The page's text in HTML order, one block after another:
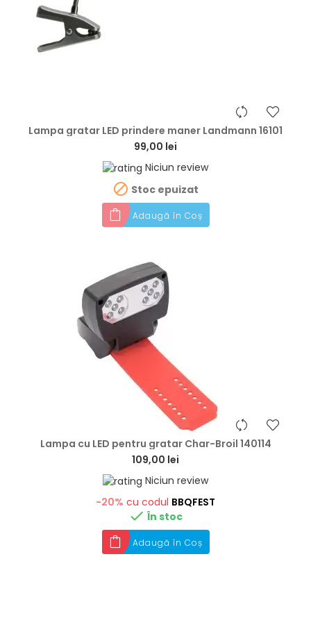
Lampa gratar LED prindere maner Landmann 16101
99,00 lei
Niciun review
 Stoc epuizat
Adaugă în Coș
Lampa cu LED pentru gratar Char-Broil 140114
109,00 lei
Niciun review
-20% cu codul BBQFEST
 În stoc
Adaugă în Coș